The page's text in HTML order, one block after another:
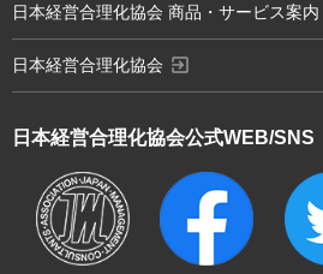
日本経営合理化協会公式WEB/SNS
日本経営合理化協会 商品・サービス案内
日本経営合理化協会 exit_to_app